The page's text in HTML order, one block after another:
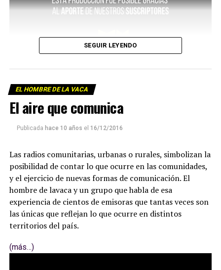
SEGUIR LEYENDO
EL HOMBRE DE LA VACA
El aire que comunica
Publicada hace 10 años el 16/12/2016
Las radios comunitarias, urbanas o rurales, simbolizan la
posibilidad de contar lo que ocurre en las comunidades,
y el ejercicio de nuevas formas de comunicación. El
hombre de lavaca y un grupo que habla de esa
experiencia de cientos de emisoras que tantas veces son
las únicas que reflejan lo que ocurre en distintos
territorios del país.
(más…)